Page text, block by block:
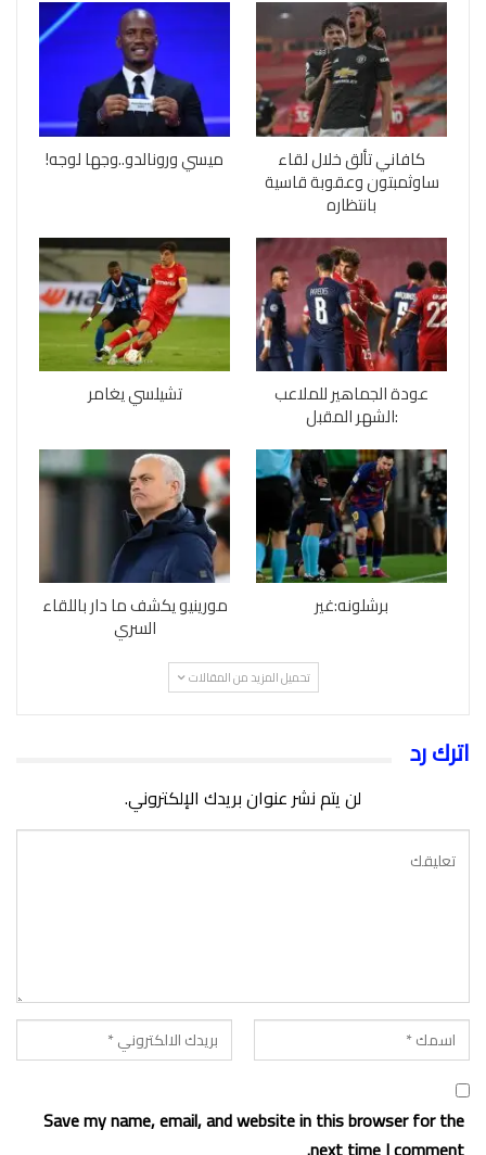
كافاني تألق خلال لقاء
ساوثمبتون وعقوبة قاسية
بانتظاره
ميسي ورونالدو..وجها لوجه!
عودة الجماهير للملاعب
:الشهر المقبل
تشيلسي يغامر
برشلونه:غير مورينيو يكشف ما دار باللقاء
السري
تحميل المزيد من المقالات
اترك رد
لن يتم نشر عنوان بريدك الإلكتروني.
Save my name, email, and website in this browser for the